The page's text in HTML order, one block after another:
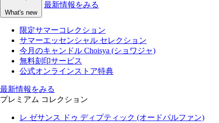
What's new
最新情報をみる
限定サマーコレクション
サマーエッセンシャル セレクション
今月のキャンドル Choisya (ショワジャ)
無料刻印サービス
公式オンラインストア特典
最新情報をみる
プレミアム コレクション
レ ゼサンス ドゥ ディプティック (オードパルファン)